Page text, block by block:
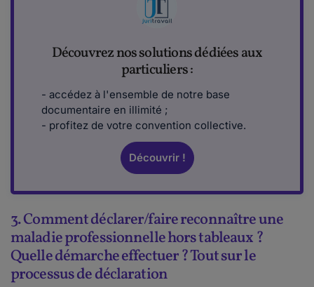
Découvrez nos solutions dédiées aux
particuliers :
- accédez à l'ensemble de notre base
documentaire en illimité ;
- profitez de votre convention collective.
Découvrir !
3. Comment déclarer/faire reconnaître une
maladie professionnelle hors tableaux ?
Quelle démarche effectuer ? Tout sur le
processus de déclaration